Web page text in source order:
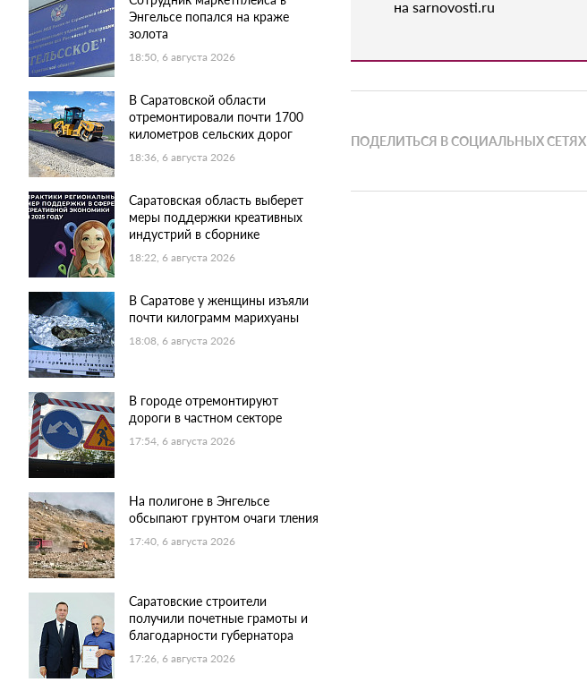
Энгельсе попался на краже
золота
18:50, 6 августа 2026
В Саратовской области
отремонтировали почти 1700
километров сельских дорог
18:36, 6 августа 2026
Саратовская область выберет
меры поддержки креативных
индустрий в сборнике
18:22, 6 августа 2026
В Саратове у женщины изъяли
почти килограмм марихуаны
18:08, 6 августа 2026
В городе отремонтируют
дороги в частном секторе
17:54, 6 августа 2026
На полигоне в Энгельсе
обсыпают грунтом очаги тления
17:40, 6 августа 2026
Саратовские строители
получили почетные грамоты и
благодарности губернатора
17:26, 6 августа 2026
на sarnovosti.ru
ПОДЕЛИТЬСЯ В СОЦИАЛЬНЫХ СЕТЯХ